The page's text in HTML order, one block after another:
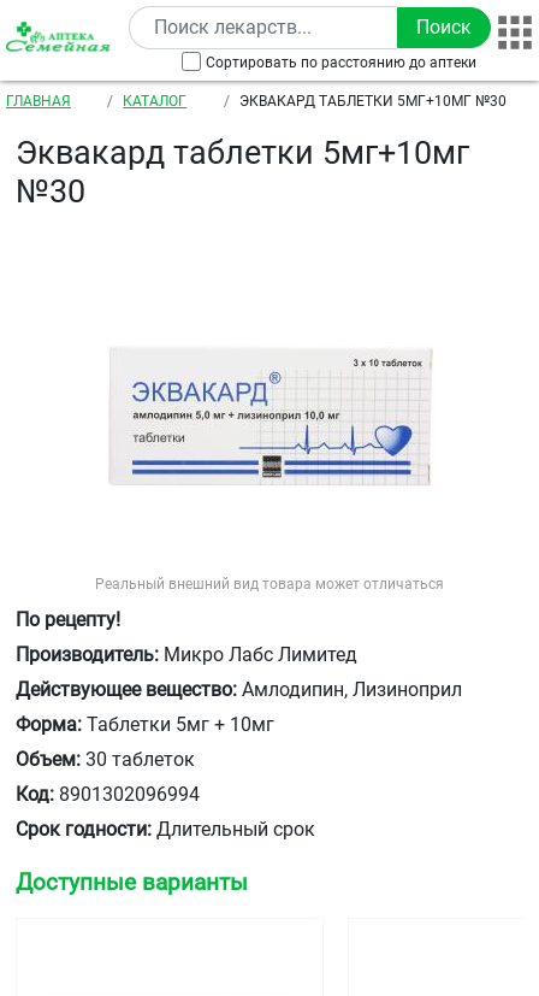
Перейти к основному содержанию
Сортировать по расстоянию до аптеки
Строка навигации
ГЛАВНАЯ КАТАЛОГ ЭКВАКАРД ТАБЛЕТКИ 5МГ+10МГ №30
Эквакард таблетки 5мг+10мг
№30
Реальный внешний вид товара может отличаться
По рецепту!
Производитель: Микро Лабс Лимитед
Действующее вещество: Амлодипин, Лизиноприл
Форма: Таблетки 5мг + 10мг
Объем: 30 таблеток
Код: 8901302096994
Срок годности: Длительный срок
Доступные варианты